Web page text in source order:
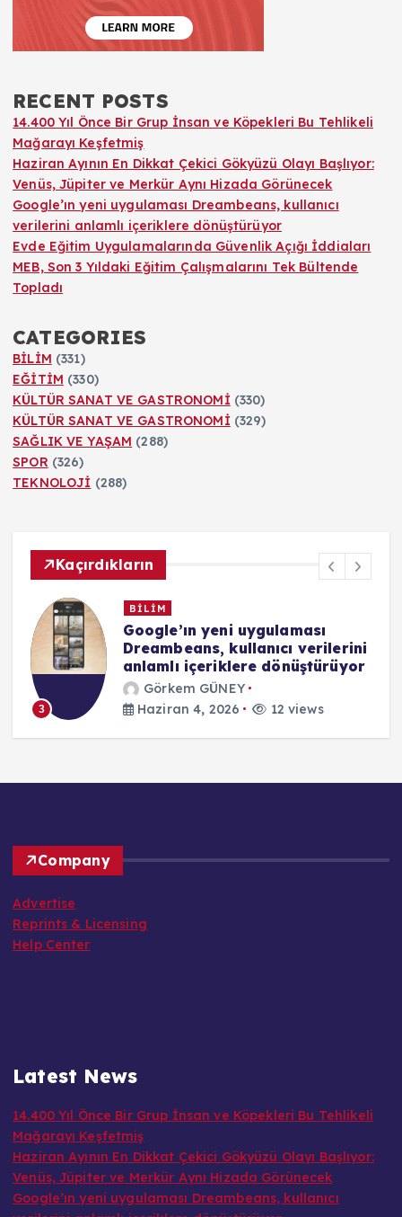
RECENT POSTS
14.400 Yıl Önce Bir Grup İnsan ve Köpekleri Bu Tehlikeli
Mağarayı Keşfetmiş
Haziran Ayının En Dikkat Çekici Gökyüzü Olayı Başlıyor:
Venüs, Jüpiter ve Merkür Aynı Hizada Görünecek
Google’ın yeni uygulaması Dreambeans, kullanıcı
verilerini anlamlı içeriklere dönüştürüyor
Evde Eğitim Uygulamalarında Güvenlik Açığı İddiaları
MEB, Son 3 Yıldaki Eğitim Çalışmalarını Tek Bültende
Topladı
CATEGORIES
BİLİM (331)
EĞİTİM (330)
KÜLTÜR SANAT VE GASTRONOMİ (330)
KÜLTÜR SANAT VE GASTRONOMİ (329)
SAĞLIK VE YAŞAM (288)
SPOR (326)
TEKNOLOJİ (288)
Kaçırdıkların
3
BİLİM
Google’ın yeni uygulaması
Dreambeans, kullanıcı verilerini
anlamlı içeriklere dönüştürüyor
Görkem GÜNEY
Haziran 4, 2026
12 views
Company
Advertise
Reprints & Licensing
Help Center
Latest News
14.400 Yıl Önce Bir Grup İnsan ve Köpekleri Bu Tehlikeli
Mağarayı Keşfetmiş
Haziran Ayının En Dikkat Çekici Gökyüzü Olayı Başlıyor:
Venüs, Jüpiter ve Merkür Aynı Hizada Görünecek
Google’ın yeni uygulaması Dreambeans, kullanıcı